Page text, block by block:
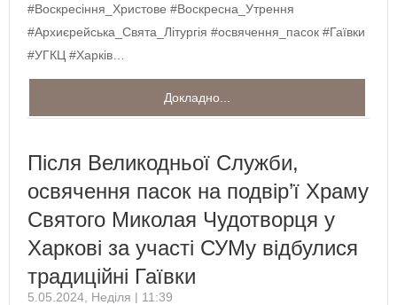
#Воскресіння_Христове #Воскресна_Утрення
#Архиєрейська_Свята_Літургія #освячення_пасок #Гаївки
#УГКЦ #Харків…
Докладно...
Після Великодньої Служби,
освячення пасок на подвір’ї Храму
Святого Миколая Чудотворця у
Харкові за участі СУМу відбулися
традиційні Гаївки
5.05.2024, Неділя | 11:39